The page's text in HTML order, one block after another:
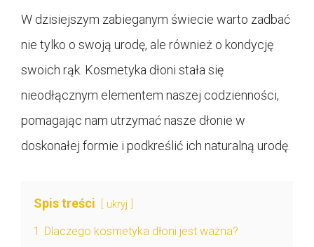
W dzisiejszym zabieganym świecie warto zadbać
nie tylko o swoją urodę, ale również o kondycję
swoich rąk. Kosmetyka dłoni stała się
nieodłącznym elementem naszej codzienności,
pomagając nam utrzymać nasze dłonie w
doskonałej formie i podkreślić ich naturalną urodę.
Spis treści ukryj
1 Dlaczego kosmetyka dłoni jest ważna?